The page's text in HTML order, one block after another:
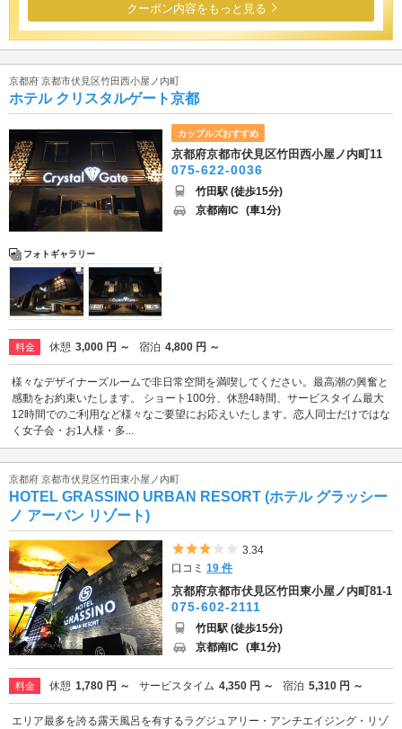
クーポン内容をもっと見る
京都府 京都市伏見区竹田西小屋ノ内町
ホテル クリスタルゲート京都
フォトギャラリー
カップルズおすすめ
京都府京都市伏見区竹田西小屋ノ内町11
075-622-0036
竹田駅 (徒歩15分)
京都南IC (車1分)
料金 休憩 3,000 円 ～ 宿泊 4,800 円 ～
様々なデザイナーズルームで非日常空間を満喫してください。最高潮の興奮と
感動をお約束いたします。 ショート100分、休憩4時間、サービスタイム最大
12時間でのご利用など様々なご要望にお応えいたします。恋人同士だけではな
く女子会・お1人様・多...
京都府 京都市伏見区竹田東小屋ノ内町
HOTEL GRASSINO URBAN RESORT (ホテル グラッシー
ノ アーバン リゾート)
5つ星のうち3
3.34
口コミ19 件
京都府京都市伏見区竹田東小屋ノ内町81-1
075-602-2111
竹田駅 (徒歩15分)
京都南IC (車1分)
料金 休憩 1,780 円 ～ サービスタイム 4,350 円 ～ 宿泊 5,310 円 ～
エリア最多を誇る露天風呂を有するラグジュアリー・アンチエイジング・リゾ